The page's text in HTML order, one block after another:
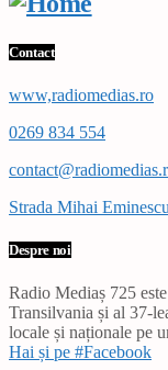
Contact
www,radiomedias.ro
0269 834 554
Strada Mihai
Despre noi
Radio Mediaș 725
Transilvania și al 37-
locale și naționale pe
Hai și pe #Facebook